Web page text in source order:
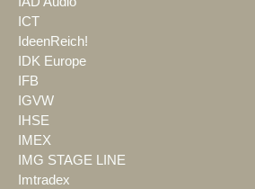
ICT
IdeenReich!
IDK Europe
IFB
IGVW
IHSE
IMEX
IMG STAGE LINE
Imtradex